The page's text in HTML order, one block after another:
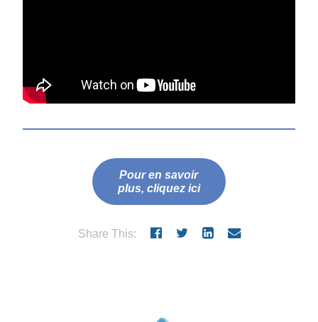
Pour en savoir
plus, cliquez ici
Share This: